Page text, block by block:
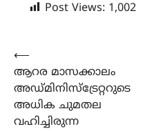
Post Views: 1,002
Post
navigation
⟵
ആറര മാസക്കാലം
അഡ്മിനിസ്ട്രേറ്ററുടെ
അധിക ചുമതല
വഹിച്ചിരുന്ന